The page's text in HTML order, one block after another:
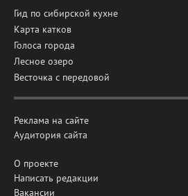
Гид по сибирской кухне
Карта катков
Голоса города
Лесное озеро
Весточка с передовой
Реклама на сайте
Аудитория сайта
О проекте
Написать редакции
Вакансии